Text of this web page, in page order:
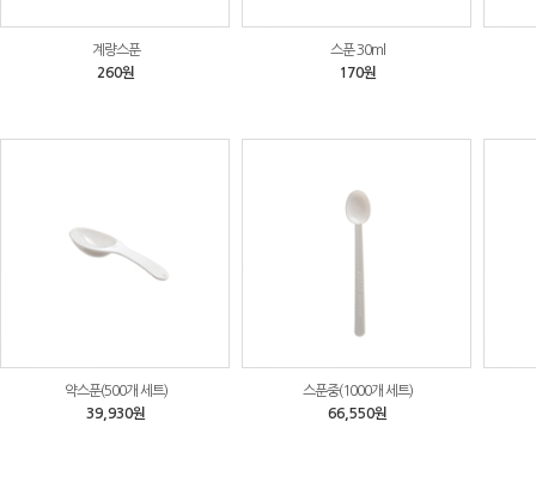
계량스푼
260원
스푼 30ml
170원
약스푼(500개 세트)
39,930원
스푼중(1000개 세트)
66,550원